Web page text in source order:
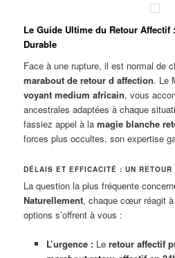
Le Guide Ultime du Retour Affectif
Durable
Face à une rupture, il est normal de
marabout de retour d affection. Le
voyant medium africain, vous
ancestrales adaptées à chaque
fassiez appel à lamagie blanche
forces plus occultes, son expertise
DÉLAIS ET EFFICACITÉ : UN RETOUR
La question la plus fréquente
Naturellement, chaque cœur réagit
options s’offrent à vous :
L’urgence :Le retour affectif